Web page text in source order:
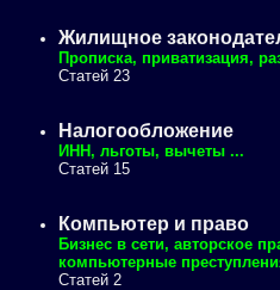
Жилищное
Прописка, приватизация,
Статей 23
Налогообложение
ИНН, льготы, вычеты ...
Статей 15
Компьютер и право
Бизнес в сети, авторское
компьютерные
Статей 2